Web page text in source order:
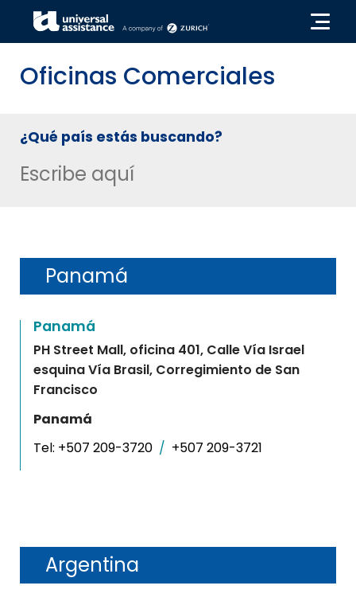
Oficinas Comerciales
¿Qué país estás buscando?
Panamá
Panamá
PH Street Mall, oficina 401, Calle Vía Israel
esquina Vía Brasil, Corregimiento de San
Francisco
Panamá
Tel: +507 209-3720 / +507 209-3721
Argentina